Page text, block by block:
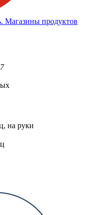
продуктов
на руки